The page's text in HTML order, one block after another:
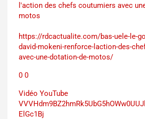
l'action des chefs coutumiers avec
motos
https://rdcactualite.com/bas-uele-le-
david-mokeni-renforce-laction-des-
avec-une-dotation-de-motos/
0 0
Vidéo YouTube
ElGc1Bj